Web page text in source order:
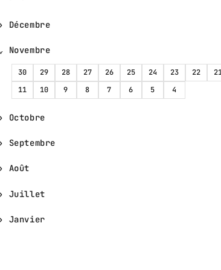
Décembre
Novembre
30 29 28 27 26 25 24 23 22
11
10 9 8 7 6 5 4
Octobre
Septembre
Août
Juillet
Janvier